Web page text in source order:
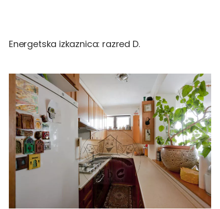
Energetska izkaznica: razred D.